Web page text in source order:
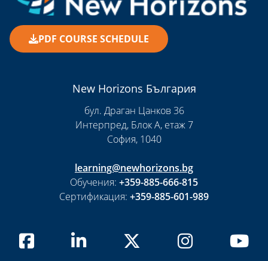
PDF COURSE SCHEDULE
New Horizons България
бул. Драган Цанков 36
Интерпред, Блок А, етаж 7
София, 1040
learning@newhorizons.bg
Обучения: +359-885-666-815
Сертификация: +359-885-601-989